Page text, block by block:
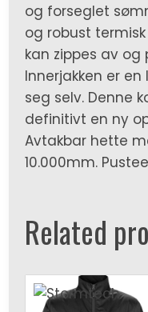
og forseglet
og robust
kan zippes av
Innerjakken er en
seg selv. Denne
definitivt en ny
Avtakbar hette
10.000mm.
Related